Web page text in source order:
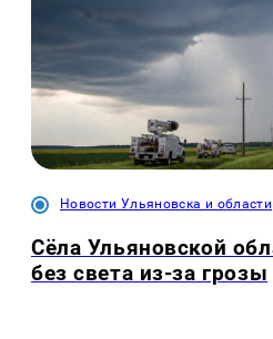
Новости Ульяновска и области
Сёла Ульяновской
без света из-за грозы